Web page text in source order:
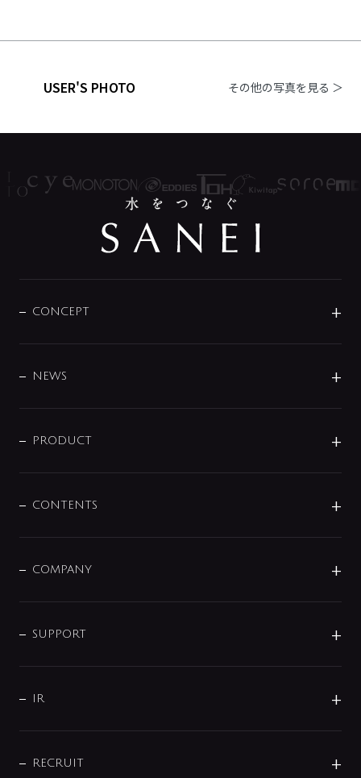
USER'S PHOTO その他の写真を見る ＞
CONCEPT
DESIGN
NEWS
商品に関して
その他
PRODUCT
センサー・タッチ水栓
単水栓
分岐
配管システム
バス・空調周辺用品
CONTENTS
じぶんシャワーが見つかる
COMPANY
企業理念
会社概要
事業所案内
SUPPORT
よくあるご質問
データダウンロード
IR
IRニュース
RECRUIT